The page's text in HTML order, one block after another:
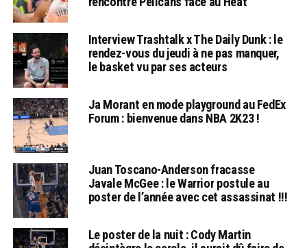
Interview Trashtalk x The Daily Dunk : le
rendez-vous du jeudi à ne pas manquer,
le basket vu par ses acteurs
Ja Morant en mode playground au FedEx
Forum : bienvenue dans NBA 2K23 !
Juan Toscano-Anderson fracasse
Javale McGee : le Warrior postule au
poster de l’année avec cet assassinat !!!
Le poster de la nuit : Cody Martin